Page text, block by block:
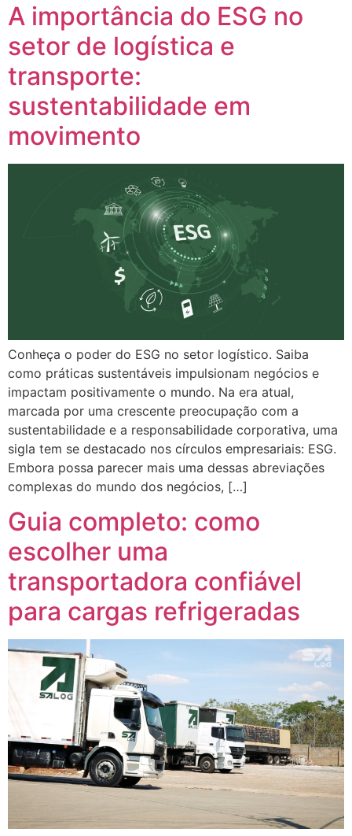
A importância do ESG no
setor de logística e
transporte:
sustentabilidade em
movimento
Conheça o poder do ESG no setor logístico. Saiba
como práticas sustentáveis impulsionam negócios e
impactam positivamente o mundo. Na era atual,
marcada por uma crescente preocupação com a
sustentabilidade e a responsabilidade corporativa, uma
sigla tem se destacado nos círculos empresariais: ESG.
Embora possa parecer mais uma dessas abreviações
complexas do mundo dos negócios, […]
Guia completo: como
escolher uma
transportadora confiável
para cargas refrigeradas